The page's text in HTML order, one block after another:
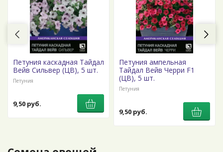
Петуния каскадная Тайдал
Вейв Сильвер (ЦВ), 5 шт.
Петуния
9,50 руб.
Петуния ампельная
Тайдал Вейв Черри F1
(ЦВ), 5 шт.
Петуния
9,50 руб.